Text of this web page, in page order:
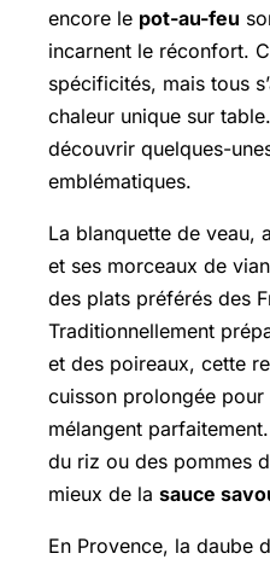
encore le pot-au-feu
incarnent le réconfort.
spécificités, mais tous
chaleur unique sur
découvrir quelques-
emblématiques.
La blanquette de veau,
et ses morceaux de
des plats préférés des
Traditionnellement
et des poireaux, cette
cuisson prolongée
mélangent
du riz ou des pommes
mieux de la sauce
En Provence, la daube